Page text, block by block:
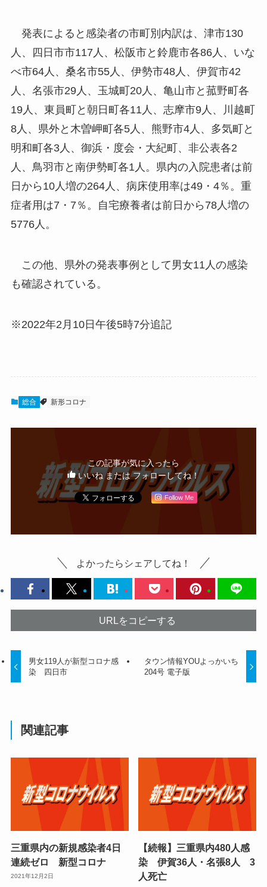
発表によると感染者の市町別内訳は、津市130
人、四日市市117人、松阪市と鈴鹿市各86人、いな
べ市64人、桑名市55人、伊勢市48人、伊賀市42
人、名張市29人、玉城町20人、亀山市と菰野町各
19人、東員町と朝日町各11人、志摩市9人、川越町
8人、県外と木曽岬町各5人、熊野市4人、多気町と
明和町各3人、御浜・度会・大紀町、非公表各2
人、鳥羽市と南伊勢町各1人。県内の入院患者は前
日から10人増の264人、病床使用率は49・4％。重
症者用は7・7％。自宅療養者は前日から78人増の
5776人。
この他、県外の発表事例として男女11人の感染
も確認されている。
※2022年2月10日午後5時7分追記
総合 新形コロナ
この記事が気に入ったら
いいね または フォローしてね！
Follow Me
よかったらシェアしてね！
URLをコピーする
男女119人が新型コロナ感
染 四日市
タウン情報YOUよっかいち
204号 電子版
関連記事
三重県内の新規感染者4日
連続ゼロ 新型コロナ
2021年12月2日
【続報】三重県内480人感
染 伊賀36人・名張8人 3
人死亡